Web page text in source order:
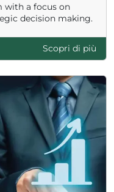
with a focus on
decision making.
Scopri di più